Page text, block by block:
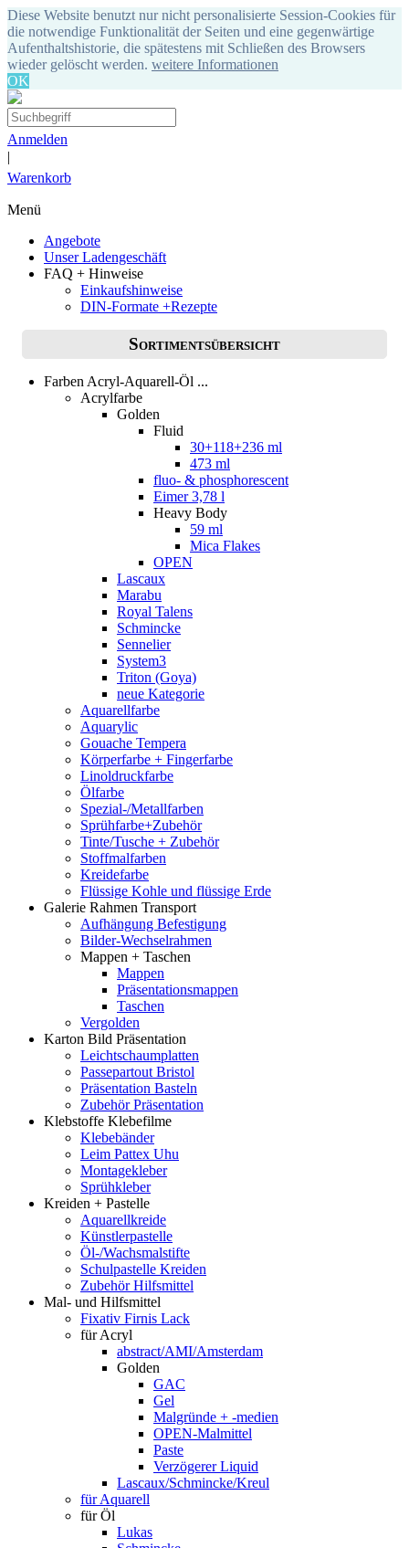
Diese Website benutzt nur nicht personalisierte Session-Cookies für
die notwendige Funktionalität der Seiten und eine gegenwärtige
Aufenthaltshistorie, die spätestens mit Schließen des Browsers
wieder gelöscht werden. weitere Informationen
OK
Anmelden
|
Warenkorb
Menü
Angebote
Unser Ladengeschäft
FAQ + Hinweise
Einkaufshinweise
DIN-Formate +Rezepte
Sortimentsübersicht
Farben Acryl-Aquarell-Öl ...
Acrylfarbe
Golden
Fluid
30+118+236 ml
473 ml
fluo- & phosphorescent
Eimer 3,78 l
Heavy Body
59 ml
Mica Flakes
OPEN
Lascaux
Marabu
Royal Talens
Schmincke
Sennelier
System3
Triton (Goya)
neue Kategorie
Aquarellfarbe
Aquarylic
Gouache Tempera
Körperfarbe + Fingerfarbe
Linoldruckfarbe
Ölfarbe
Spezial-/Metallfarben
Sprühfarbe+Zubehör
Tinte/Tusche + Zubehör
Stoffmalfarben
Kreidefarbe
Flüssige Kohle und flüssige Erde
Galerie Rahmen Transport
Aufhängung Befestigung
Bilder-Wechselrahmen
Mappen + Taschen
Mappen
Präsentationsmappen
Taschen
Vergolden
Karton Bild Präsentation
Leichtschaumplatten
Passepartout Bristol
Präsentation Basteln
Zubehör Präsentation
Klebstoffe Klebefilme
Klebebänder
Leim Pattex Uhu
Montagekleber
Sprühkleber
Kreiden + Pastelle
Aquarellkreide
Künstlerpastelle
Öl-/Wachsmalstifte
Schulpastelle Kreiden
Zubehör Hilfsmittel
Mal- und Hilfsmittel
Fixativ Firnis Lack
für Acryl
abstract/AMI/Amsterdam
Golden
GAC
Gel
Malgründe + -medien
OPEN-Malmittel
Paste
Verzögerer Liquid
Lascaux/Schmincke/Kreul
für Aquarell
für Öl
Lukas